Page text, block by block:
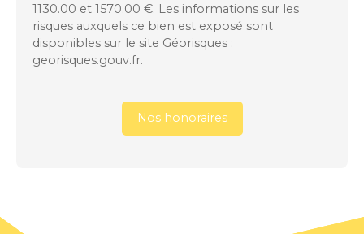
1130.00 et 1570.00 €. Les informations sur les
risques auxquels ce bien est exposé sont
disponibles sur le site Géorisques :
georisques.gouv.fr.
Nos honoraires